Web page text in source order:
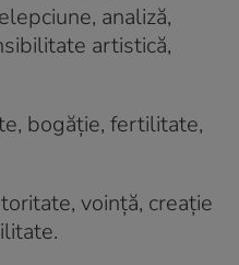
analiză,
artistică,
bogăție, fertilitate,
voință, creație